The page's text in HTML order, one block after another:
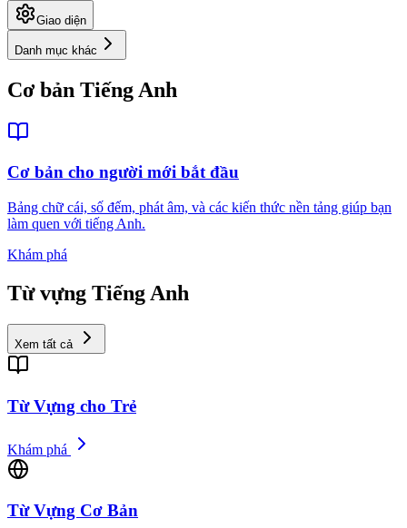
Giao diện
Danh mục khác
Cơ bản Tiếng Anh
Cơ bản cho người mới bắt đầu
Bảng chữ cái, số đếm, phát âm, và các kiến thức nền tảng giúp bạn
làm quen với tiếng Anh.
Khám phá
Từ vựng Tiếng Anh
Xem tất cả
Từ Vựng cho Trẻ
Khám phá
Từ Vựng Cơ Bản